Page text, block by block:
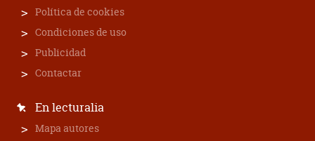
Política de cookies
Condiciones de uso
Publicidad
Contactar
En lecturalia
Mapa autores